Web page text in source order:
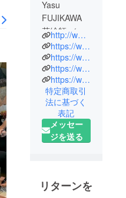
Yasu
FUJIKAWA
花絵師 ／
Flowerscape
Artist
一般社団法
人花絵文化
協会 代表理
事
1961 年東京
学部演劇学
http://www.hanae.or.jp/wordpress/
https://www.tokyo-infiorata.com/
https://www.youtube.com/channel/UCo4O_cTXMzUAXH_0C4ATPYQ
https://www.facebook.com/flowersyell2011/
https://www.facebook.com/HANAEJAPAN2017/
特定商取引
法に基づく
表記
メッセー
ジを送る
リターンを